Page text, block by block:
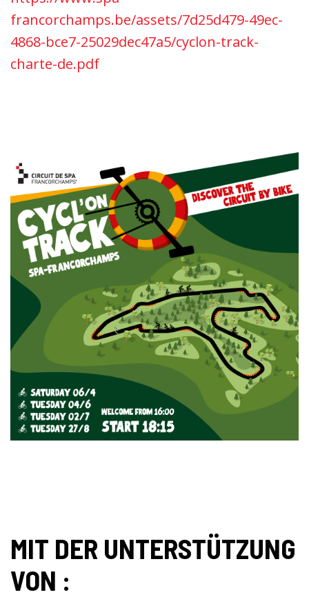
francorchamps.be/assets/7d25d479-49ec-
4868-bce7-25029dec47a5/cyclon-track-
charte-de.pdf
MIT DER UNTERSTÜTZUNG
VON :